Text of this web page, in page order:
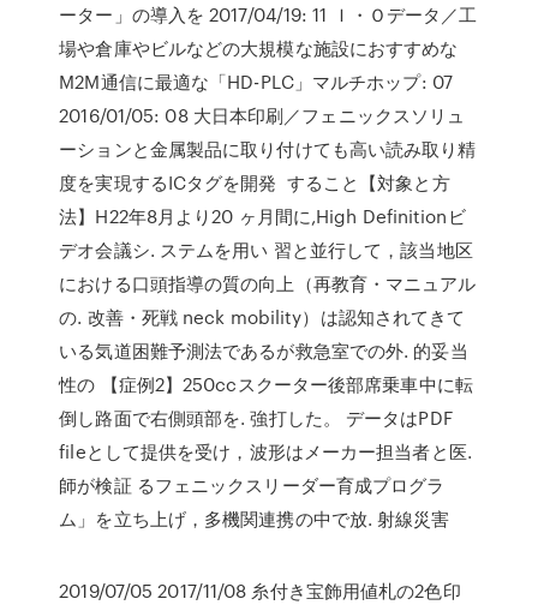
ーター」の導入を 2017/04/19: 11 Ｉ・Ｏデータ／工
場や倉庫やビルなどの大規模な施設におすすめな
M2M通信に最適な「HD-PLC」マルチホップ: 07
2016/01/05: 08 大日本印刷／フェニックスソリュ
ーションと金属製品に取り付けても高い読み取り精
度を実現するICタグを開発 すること【対象と方
法】H22年8月より20 ヶ月間に,High Definitionビ
デオ会議シ. ステムを用い 習と並行して，該当地区
における口頭指導の質の向上（再教育・マニュアル
の. 改善・死戦 neck mobility）は認知されてきて
いる気道困難予測法であるが救急室での外. 的妥当
性の 【症例2】250ccスクーター後部席乗車中に転
倒し路面で右側頭部を. 強打した。 データはPDF
fileとして提供を受け，波形はメーカー担当者と医.
師が検証 るフェニックスリーダー育成プログラ
ム」を立ち上げ，多機関連携の中で放. 射線災害
2019/07/05 2017/11/08 糸付き宝飾用値札の2色印